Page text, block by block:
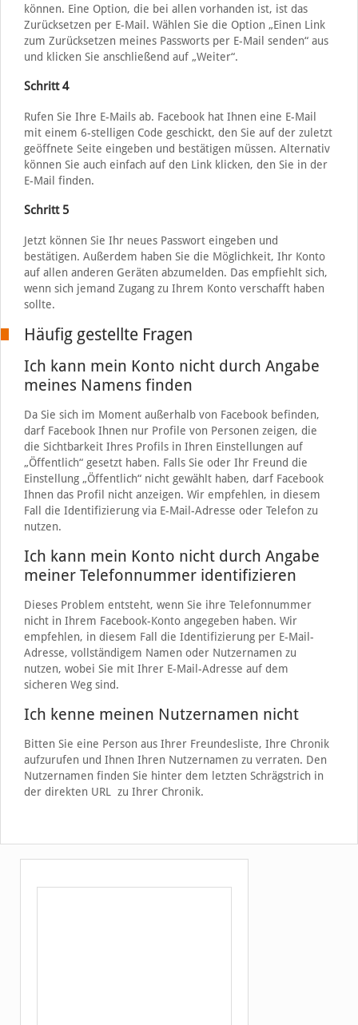
können. Eine Option, die bei allen vorhanden ist, ist das
Zurücksetzen per E-Mail. Wählen Sie die Option „Einen Link
zum Zurücksetzen meines Passworts per E-Mail senden“ aus
und klicken Sie anschließend auf „Weiter“.
Schritt 4
Rufen Sie Ihre E-Mails ab. Facebook hat Ihnen eine E-Mail
mit einem 6-stelligen Code geschickt, den Sie auf der zuletzt
geöffnete Seite eingeben und bestätigen müssen. Alternativ
können Sie auch einfach auf den Link klicken, den Sie in der
E-Mail finden.
Schritt 5
Jetzt können Sie Ihr neues Passwort eingeben und
bestätigen. Außerdem haben Sie die Möglichkeit, Ihr Konto
auf allen anderen Geräten abzumelden. Das empfiehlt sich,
wenn sich jemand Zugang zu Ihrem Konto verschafft haben
sollte.
Häufig gestellte Fragen
Ich kann mein Konto nicht durch Angabe
meines Namens finden
Da Sie sich im Moment außerhalb von Facebook befinden,
darf Facebook Ihnen nur Profile von Personen zeigen, die
die Sichtbarkeit Ihres Profils in Ihren Einstellungen auf
„Öffentlich“ gesetzt haben. Falls Sie oder Ihr Freund die
Einstellung „Öffentlich“ nicht gewählt haben, darf Facebook
Ihnen das Profil nicht anzeigen. Wir empfehlen, in diesem
Fall die Identifizierung via E-Mail-Adresse oder Telefon zu
nutzen.
Ich kann mein Konto nicht durch Angabe
meiner Telefonnummer identifizieren
Dieses Problem entsteht, wenn Sie ihre Telefonnummer
nicht in Ihrem Facebook-Konto angegeben haben. Wir
empfehlen, in diesem Fall die Identifizierung per E-Mail-
Adresse, vollständigem Namen oder Nutzernamen zu
nutzen, wobei Sie mit Ihrer E-Mail-Adresse auf dem
sicheren Weg sind.
Ich kenne meinen Nutzernamen nicht
Bitten Sie eine Person aus Ihrer Freundesliste, Ihre Chronik
aufzurufen und Ihnen Ihren Nutzernamen zu verraten. Den
Nutzernamen finden Sie hinter dem letzten Schrägstrich in
der direkten URL zu Ihrer Chronik.